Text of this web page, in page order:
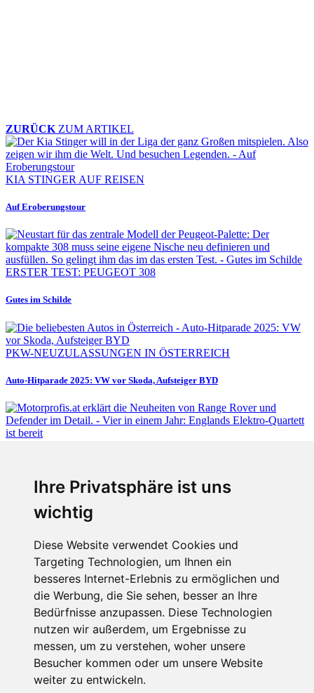
Ihre Privatsphäre ist uns
wichtig
Diese Website verwendet Cookies und
Targeting Technologien, um Ihnen ein
besseres Internet-Erlebnis zu ermöglichen und
die Werbung, die Sie sehen, besser an Ihre
Bedürfnisse anzupassen. Diese Technologien
nutzen wir außerdem, um Ergebnisse zu
messen, um zu verstehen, woher unsere
Besucher kommen oder um unsere Website
weiter zu entwickeln.
ZURÜCK ZUM ARTIKEL
KIA STINGER AUF REISEN
Auf Eroberungstour
ERSTER TEST: PEUGEOT 308
Gutes im Schilde
PKW-NEUZULASSUNGEN IN ÖSTERREICH
Auto-Hitparade 2025: VW vor Skoda, Aufsteiger BYD
Vier in einem Jahr: Englands Elektro-Quartett ist bereit
Fabian Steiner
Auto heißt Auto: Wie man die Klimaanlage bedient (und wie nicht)
Menschen in Bewegung
Sophia Flörsch, Rennfahrerin